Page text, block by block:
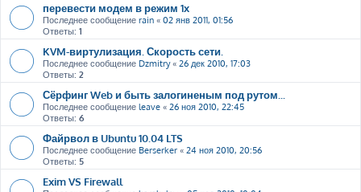
перевести модем в режим 1х
Последнее сообщение rain « 02 янв 2011, 01:56
Ответы: 1
KVM-виртулизация. Скорость сети.
Последнее сообщение Dzmitry« 26 дек 2010, 17:03
Ответы: 2
Сёрфинг Web и быть залогиненым под рутом...
Последнее сообщение leave « 26 ноя 2010, 22:45
Ответы: 6
Файрвол в Ubuntu 10.04 LTS
Последнее сообщение Berserker « 24 ноя 2010, 20:56
Ответы: 5
Exim VS Firewall